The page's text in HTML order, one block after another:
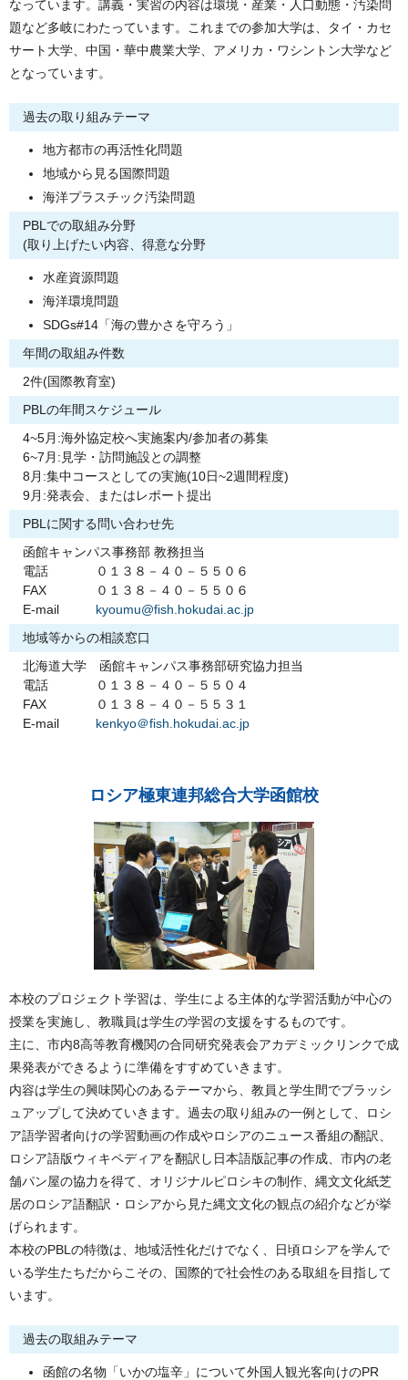
なっています。講義・実習の内容は環境・産業・人口動態・汚染問
題など多岐にわたっています。これまでの参加大学は、タイ・カセ
サート大学、中国・華中農業大学、アメリカ・ワシントン大学など
となっています。
過去の取り組みテーマ
地方都市の再活性化問題
地域から見る国際問題
海洋プラスチック汚染問題
PBLでの取組み分野
(取り上げたい内容、得意な分野
水産資源問題
海洋環境問題
SDGs#14「海の豊かさを守ろう」
年間の取組み件数
2件(国際教育室)
PBLの年間スケジュール
4~5月:海外協定校へ実施案内/参加者の募集
6~7月:見学・訪問施設との調整
8月:集中コースとしての実施(10日~2週間程度)
9月:発表会、またはレポート提出
PBLに関する問い合わせ先
函館キャンパス事務部 教務担当
電話
０１３８－４０－５５０６
FAX
０１３８－４０－５５０６
E-mail
kyoumu@fish.hokudai.ac.jp
地域等からの相談窓口
北海道大学 函館キャンパス事務部研究協力担当
電話
０１３８－４０－５５０４
FAX
０１３８－４０－５５３１
E-mail
kenkyo＠fish.hokudai.ac.jp
ロシア極東連邦総合大学函館校
本校のプロジェクト学習は、学生による主体的な学習活動が中心の
授業を実施し、教職員は学生の学習の支援をするものです。
主に、市内8高等教育機関の合同研究発表会アカデミックリンクで成
果発表ができるように準備をすすめていきます。
内容は学生の興味関心のあるテーマから、教員と学生間でブラッシ
ュアップして決めていきます。過去の取り組みの一例として、ロシ
ア語学習者向けの学習動画の作成やロシアのニュース番組の翻訳、
ロシア語版ウィキペディアを翻訳し日本語版記事の作成、市内の老
舗パン屋の協力を得て、オリジナルピロシキの制作、縄文文化紙芝
居のロシア語翻訳・ロシアから見た縄文文化の観点の紹介などが挙
げられます。
本校のPBLの特徴は、地域活性化だけでなく、日頃ロシアを学んで
いる学生たちだからこその、国際的で社会性のある取組を目指して
います。
過去の取組みテーマ
函館の名物「いかの塩辛」について外国人観光客向けのPR